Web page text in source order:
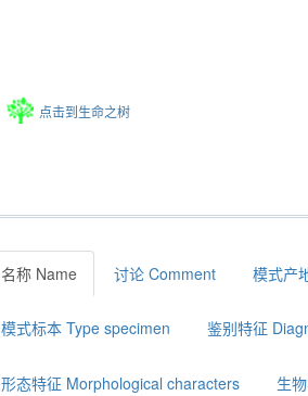
点击到生命之树
名称 Name 讨论 Comment 模式产
模式标本 Type specimen 鉴别特征
形态特征 Morphological characters 生